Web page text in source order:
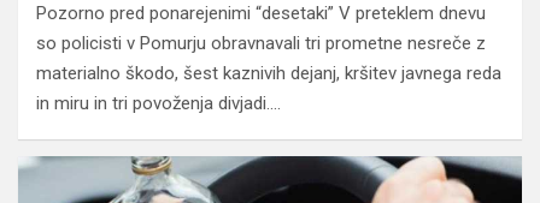
Pozorno pred ponarejenimi “desetaki” V preteklem dnevu
so policisti v Pomurju obravnavali tri prometne nesreče z
materialno škodo, šest kaznivih dejanj, kršitev javnega reda
in miru in tri povoženja divjadi.…